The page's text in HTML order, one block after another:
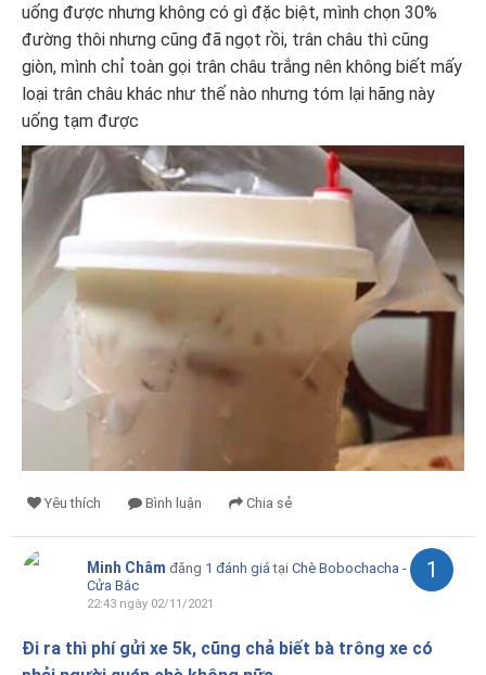
uống được nhưng không có gì đặc biệt, mình chọn 30%
đường thôi nhưng cũng đã ngọt rồi, trân châu thì cũng
giòn, mình chỉ toàn gọi trân châu trắng nên không biết mấy
loại trân châu khác như thế nào nhưng tóm lại hãng này
uống tạm được
Yêu thích Bình luận Chia sẻ
Minh Châm đăng 1 đánh giá tại Chè Bobochacha -
Cửa Bắc
22:43 ngày 02/11/2021
1
Đi ra thì phí gửi xe 5k, cũng chả biết bà trông xe có